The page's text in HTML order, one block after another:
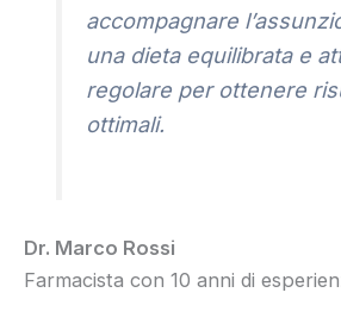
accompagnare
una dieta equilibrata e
regolare per ottenere
ottimali.
Dr. Marco Rossi
Farmacista con 10 anni di